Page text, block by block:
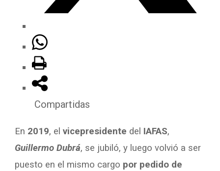
Compartidas
En 2019, el vicepresidente del IAFAS,
Guillermo Dubrá, se jubiló, y luego volvió a ser
puesto en el mismo cargo por pedido de